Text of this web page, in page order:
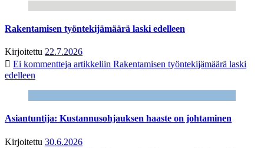
Rakentamisen työntekijämäärä laski edelleen
Kirjoitettu 22.7.2026
Ei kommentteja artikkeliin Rakentamisen työntekijämäärä laski
edelleen
Asiantuntija: Kustannusohjauksen haaste on johtaminen
Kirjoitettu 30.6.2026